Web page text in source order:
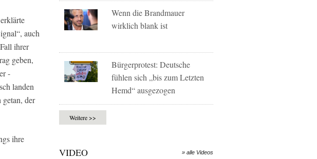
auch
ihrer
geben,
-
landen
getan, der
ihre
Wenn die Brandmauer
wirklich blank ist
Bürgerprotest: Deutsche
fühlen sich „bis zum Letzten
Hemd“ ausgezogen
Weitere >>
VIDEO » alle Videos